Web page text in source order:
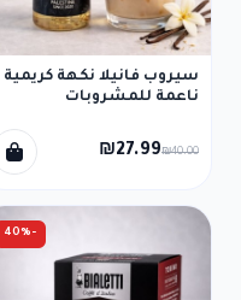
سيروب فانيلا نكهة كريمية
ناعمة للمشروبات
₪27.99₪40.00
-40%